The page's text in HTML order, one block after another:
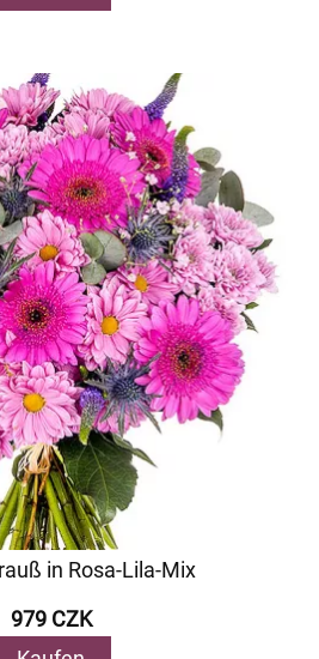
in Rosa-Lila-Mix
979 CZK